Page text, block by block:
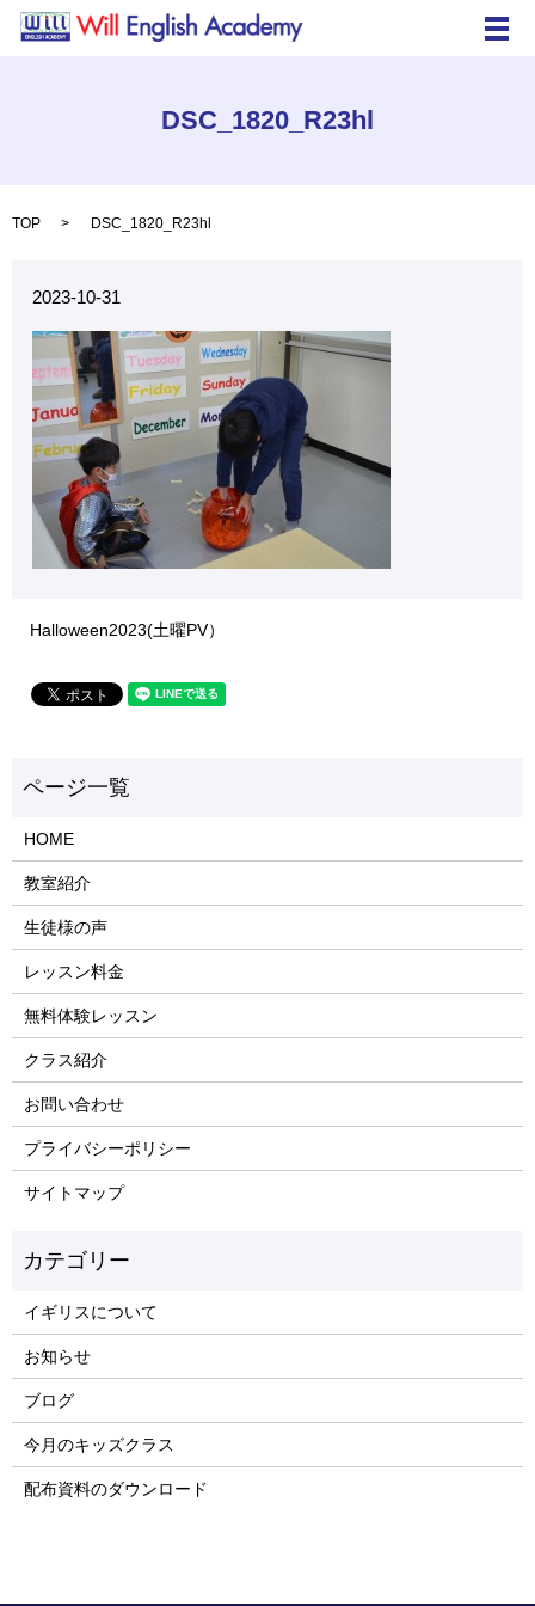
メ
DSC_1820_R23hl
TOP DSC_1820_R23hl
2023-10-31
Halloween2023(土曜PV）
HOME
教室紹介
生徒様の声
レッスン料金
無料体験レッスン
クラス紹介
お問い合わせ
プライバシーポリシー
サイトマップ
イギリスについて
お知らせ
ブログ
今月のキッズクラス
配布資料のダウンロード